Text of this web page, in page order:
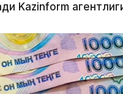
Kazinform